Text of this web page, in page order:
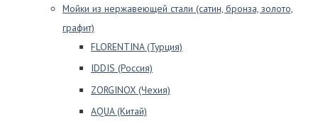
Мойки из нержавеющей стали (сатин, бронза, золото,
графит)
FLORENTINA (Турция)
IDDIS (Россия)
ZORGINOX (Чехия)
AQUA (Китай)